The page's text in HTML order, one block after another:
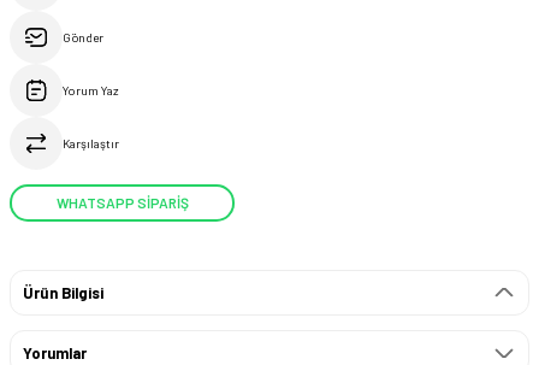
Gönder
Yorum Yaz
Karşılaştır
WHATSAPP SİPARİŞ
Ürün Bilgisi
Yorumlar